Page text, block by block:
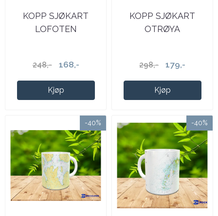
KOPP SJØKART
LOFOTEN
248,- 168,-
Kjøp
KOPP SJØKART
OTRØYA
298,- 179,-
Kjøp
-40% -40%